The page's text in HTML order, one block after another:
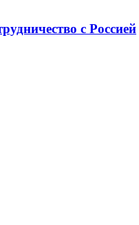
с Россией